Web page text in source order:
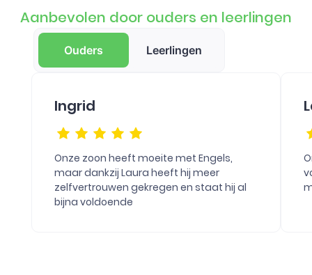
Aanbevolen door ouders en leerlingen
Ouders Leerlingen
Ingrid
Onze zoon heeft moeite met Engels,
maar dankzij Laura heeft hij meer
zelfvertrouwen gekregen en staat hij al
bijna voldoende